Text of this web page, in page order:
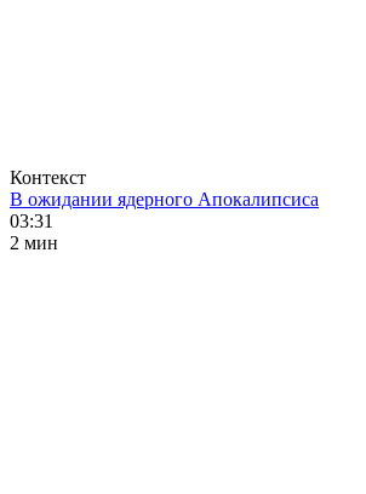
Контекст
В ожидании ядерного Апокалипсиса
03:31
2 мин